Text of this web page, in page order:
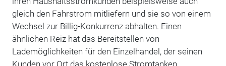
gleich den Fahrstrom mitliefern und sie so von einem
Wechsel zur Billig-Konkurrenz abhalten. Einen
ähnlichen Reiz hat das Bereitstellen von
Lademöglichkeiten für den Einzelhandel, der seinen
Kunden vor Ort das kostenlose Stromtanken